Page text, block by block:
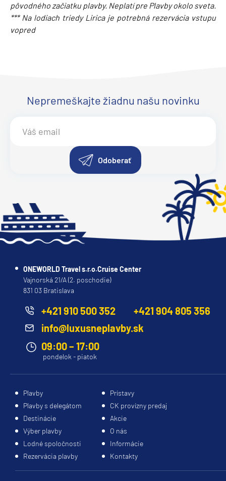
pôvodného začiatku plavby. Neplatí pre Plavby okolo sveta.
*** Na lodiach triedy Lirica je potrebná rezervácia vstupu
vopred
Nepremeškajte žiadnu našu novinku
Odoberať
ONEWORLD Travel s.r.o.Cruise Center
Vajnorská 21/A (2. poschodie)
831 03 Bratislava
+421 910 500 352
+421 904 805 356
info@luxusneplavby.sk
09:00 – 17:00
pondelok - piatok
Plavby
Prístavy
Plavby s delegátom
CK provízny predaj
Destinácie
Akcie
Výber plavby
O nás
Lodné spoločnosti
Informácie
Rezervácia plavby
Kontakty